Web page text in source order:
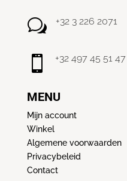
w +32 3 226 2071
 +32 497 45 51 47
MENU
Mijn account
Winkel
Algemene voorwaarden
Privacybeleid
Contact